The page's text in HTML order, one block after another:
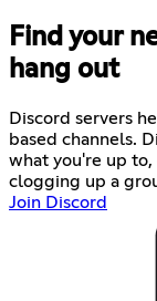
Find your
hang out
Discord servers
based channels.
what you're up
clogging up a
Join Discord